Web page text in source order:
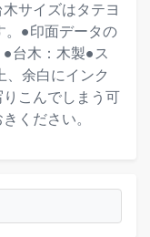
サイズはタテヨ
。●印面データの
台木：木製●ス
余白にインク
こんでしまう可
ください。